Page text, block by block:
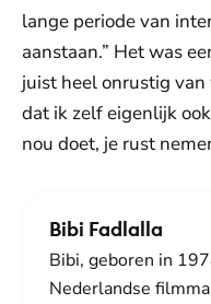
lange periode van
aanstaan.” Het was
juist heel onrustig
dat ik zelf eigenlijk
nou doet, je rust
Bibi Fadlalla
Bibi, geboren in
Nederlandse